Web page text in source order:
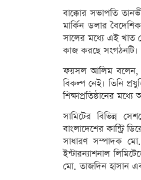
বাক্কোর সভাপতি
মার্কিন ডলার
সালের মধ্যে এই খাত
কাজ করছে সংগঠনটি।
ফয়সল আলিম বলেন,
বিকল্প নেই। তিনি
শিক্ষাপ্রতিষ্ঠানের
সামিটের বিভিন্ন
বাংলাদেশের কান্ট্রি
সাধারণ সম্পাদক
ইন্টারন্যাশনাল
মো. তাজদিন হাসান